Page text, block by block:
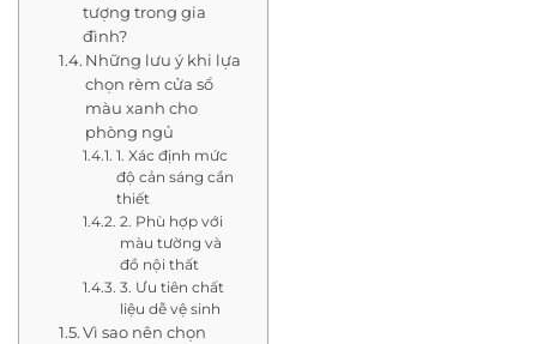
tượng trong gia
đình?
Những lưu ý khi lựa
chọn rèm cửa sổ
màu xanh cho
phòng ngủ
1. Xác định mức
độ cản sáng cần
thiết
2. Phù hợp với
màu tường và
đồ nội thất
3. Ưu tiên chất
liệu dễ vệ sinh
Vì sao nên chọn